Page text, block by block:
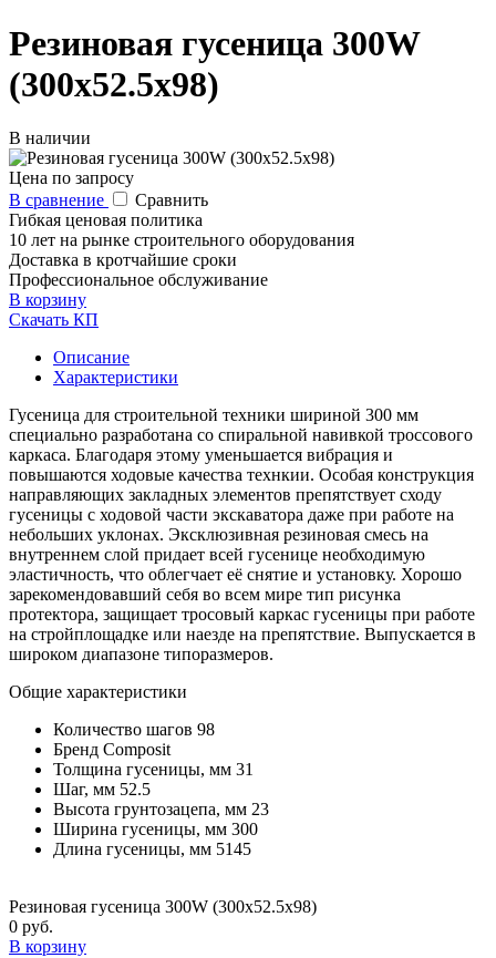
Резиновая гусеница 300W
(300х52.5х98)
В наличии
Цена по запросу
В сравнение
Сравнить
Гибкая ценовая политика
10 лет на рынке строительного оборудования
Доставка в кротчайшие сроки
Профессиональное обслуживание
В корзину
Скачать КП
Описание
Характеристики
Гусеница для строительной техники шириной 300 мм
специально разработана со спиральной навивкой троссового
каркаса. Благодаря этому уменьшается вибрация и
повышаются ходовые качества технкии. Особая конструкция
направляющих закладных элементов препятствует сходу
гусеницы с ходовой части экскаватора даже при работе на
небольших уклонах. Эксклюзивная резиновая смесь на
внутреннем слой придает всей гусенице необходимую
эластичность, что облегчает её снятие и установку. Хорошо
зарекомендовавший себя во всем мире тип рисунка
протектора, защищает тросовый каркас гусеницы при работе
на стройплощадке или наезде на препятствие. Выпускается в
широком диапазоне типоразмеров.
Общие характеристики
Количество шагов 98
Бренд Composit
Толщина гусеницы, мм 31
Шаг, мм 52.5
Высота грунтозацепа, мм 23
Ширина гусеницы, мм 300
Длина гусеницы, мм 5145
Резиновая гусеница 300W (300х52.5х98)
0 руб.
В корзину